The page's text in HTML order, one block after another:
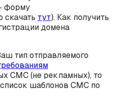
форму
скачать тут). Как получить
домена
тип отправляемого
СМС (не рекламных), то
шаблонов СМС по